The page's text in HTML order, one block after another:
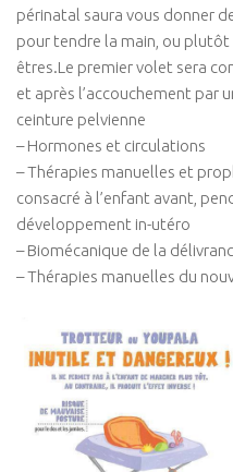
Taping
Physio Kiné Sport Santé
Pathologies
Rachialgies
Neurologie
Traumato du sport
Musculo-
Fractures-
périnatal saura vous donner
pour tendre la main, ou plutôt
êtres.Le premier volet sera
et après l’accouchement par
ceinture pelvienne
– Hormones et circulations
– Thérapies manuelles et
consacré à l’enfant avant,
développement in-utéro
– Biomécanique de la
– Thérapies manuelles du